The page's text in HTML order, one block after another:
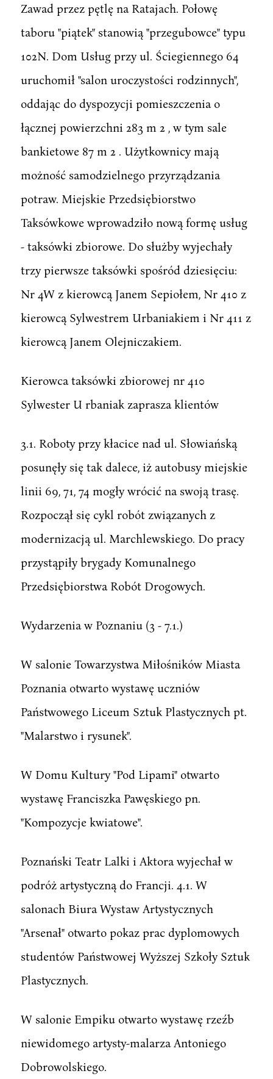
Zawad przez pętlę na Ratajach. Połowę
taboru "piątek" stanowią "przegubowce" typu
102N. Dom Usług przy ul. Ściegiennego 64
uruchomił "salon uroczystości rodzinnych",
oddając do dyspozycji pomieszczenia o
łącznej powierzchni 283 m 2 , w tym sale
bankietowe 87 m 2 . Użytkownicy mają
możność samodzielnego przyrządzania
potraw. Miejskie Przedsiębiorstwo
Taksówkowe wprowadziło nową formę usług
- taksówki zbiorowe. Do służby wyjechały
trzy pierwsze taksówki spośród dziesięciu:
Nr 4W z kierowcą Janem Sepiołem, Nr 410 z
kierowcą Sylwestrem Urbaniakiem i Nr 411 z
kierowcą Janem Olejniczakiem.
Kierowca taksówki zbiorowej nr 410
Sylwester U rbaniak zaprasza klientów
3.1. Roboty przy kłacice nad ul. Słowiańską
posunęły się tak dalece, iż autobusy miejskie
linii 69, 71, 74 mogły wrócić na swoją trasę.
Rozpoczął się cykl robót związanych z
modernizacją ul. Marchlewskiego. Do pracy
przystąpiły brygady Komunalnego
Przedsiębiorstwa Robót Drogowych.
Wydarzenia w Poznaniu (3 - 7.1.)
W salonie Towarzystwa Miłośników Miasta
Poznania otwarto wystawę uczniów
Państwowego Liceum Sztuk Plastycznych pt.
"Malarstwo i rysunek".
W Domu Kultury "Pod Lipami" otwarto
wystawę Franciszka Pawęskiego pn.
"Kompozycje kwiatowe".
Poznański Teatr Lalki i Aktora wyjechał w
podróż artystyczną do Francji. 4.1. W
salonach Biura Wystaw Artystycznych
"Arsenał" otwarto pokaz prac dyplomowych
studentów Państwowej Wyższej Szkoły Sztuk
Plastycznych.
W salonie Empiku otwarto wystawę rzeźb
niewidomego artysty-malarza Antoniego
Dobrowolskiego.